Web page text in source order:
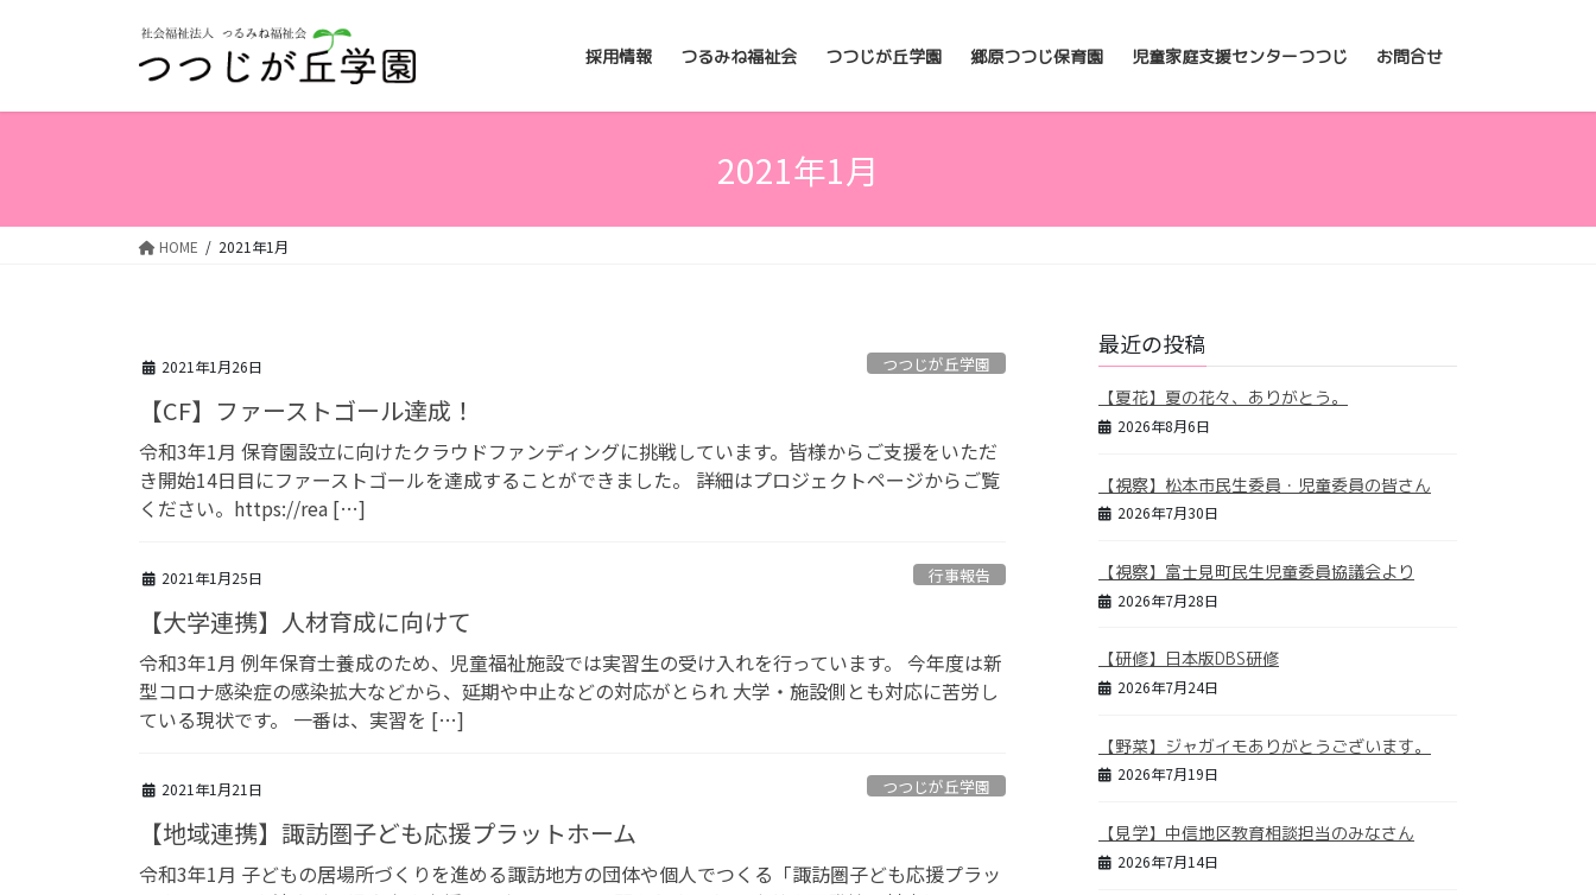
採用情報 つるみね福祉会 つつじが丘学園 郷原つつじ保育園 児童家庭支援センターつつじ お問合せ
2021年1月
HOME 2021年1月
2021年1月26日 つつじが丘学園
【CF】ファーストゴール達成！
令和3年1月 保育園設立に向けたクラウドファンディングに挑戦しています。皆様からご支援をいただ
き開始14日目にファーストゴールを達成することができました。 詳細はプロジェクトページからご覧
ください。https://rea […]
2021年1月25日 行事報告
【大学連携】人材育成に向けて
令和3年1月 例年保育士養成のため、児童福祉施設では実習生の受け入れを行っています。 今年度は新
型コロナ感染症の感染拡大などから、延期や中止などの対応がとられ 大学・施設側とも対応に苦労し
ている現状です。 一番は、実習を […]
2021年1月21日 つつじが丘学園
【地域連携】諏訪圏子ども応援プラットホーム
令和3年1月 子どもの居場所づくりを進める諏訪地方の団体や個人でつくる「諏訪圏子ども応援プラッ
最近の投稿
【夏花】夏の花々、ありがとう。
2026年8月6日
【視察】松本市民生委員・児童委員の皆さん
2026年7月30日
【視察】富士見町民生児童委員協議会より
2026年7月28日
【研修】日本版DBS研修
2026年7月24日
【野菜】ジャガイモありがとうございます。
2026年7月19日
【見学】中信地区教育相談担当のみなさん
2026年7月14日